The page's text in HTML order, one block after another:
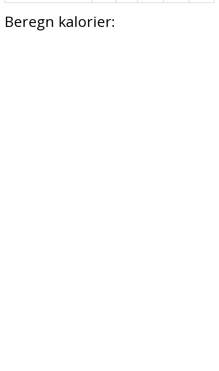
Beregn kalorier: